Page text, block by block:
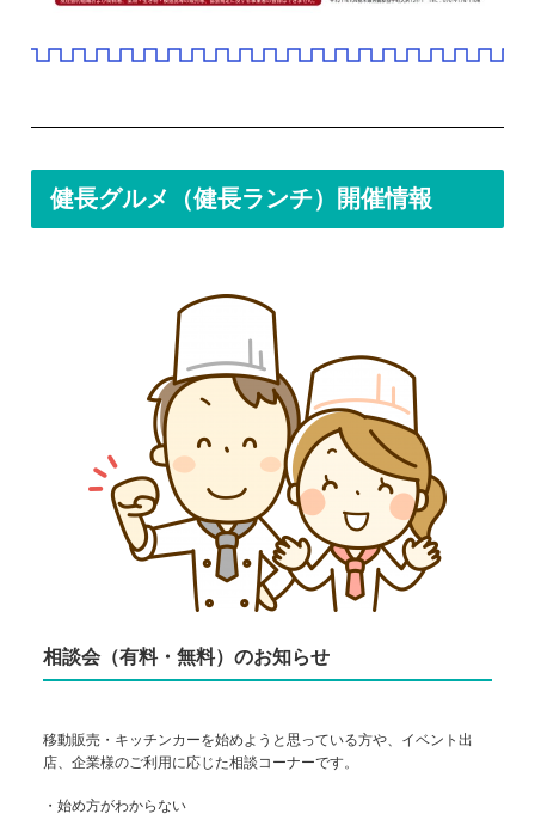
健長グルメ（健長ランチ）開催情報
相談会（有料・無料）のお知らせ
移動販売・キッチンカーを始めようと思っている方や、イベント出
店、企業様のご利用に応じた相談コーナーです。
・始め方がわからない